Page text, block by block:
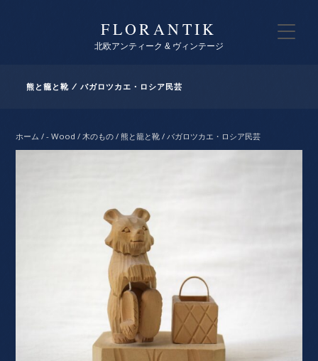
FLORANTIK
北欧アンティーク & ヴィンテージ
熊と籠と靴 / バガロツカエ・ロシア民芸
ホーム /- Wood / 木のもの / 熊と籠と靴 / バガロツカエ・ロシア民芸